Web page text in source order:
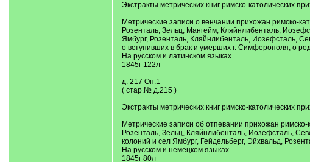
Экстракты метрических книг римско-католических
Метрические записи о венчании прихожан римско-
Розенталь, Зельц, Мангейм, Кляйнлибенталь,
Ямбург, Розенталь, Кляйнлибенталь, Иозефсталь,
о вступивших в брак и умерших г. Симферополя; о
На русском и латинском языках.
1845г 122л
д. 217 Оп.1
( стар.№ д.215 )
Экстракты метрических книг римско-католических
Метрические записи об отпевании прихожан
Розенталь, Зельц, Кляйнлибенталь, Иозефсталь,
колоний и сел Ямбург, Гейдельберг, Эйхвальд,
На русском и немецком языках.
1845г 80л